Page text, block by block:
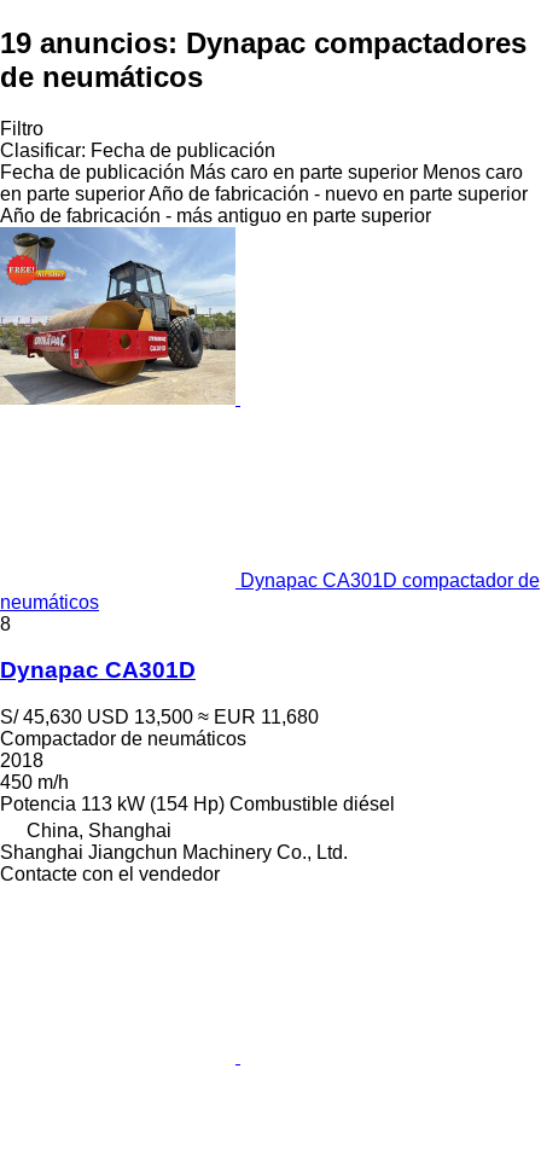
19 anuncios: Dynapac compactadores
de neumáticos
Filtro
Clasificar: Fecha de publicación
Fecha de publicación Más caro en parte superior Menos caro
en parte superiorAño de fabricación - nuevo en parte superior
Año de fabricación - más antiguo en parte superior
Dynapac CA301D compactador de
neumáticos
8
Dynapac CA301D
S/ 45,630 USD 13,500 ≈ EUR 11,680
Compactador de neumáticos
2018
450 m/h
Potencia 113 kW (154 Hp) Combustible diésel
China, Shanghai
Shanghai Jiangchun Machinery Co., Ltd.
Contacte con el vendedor